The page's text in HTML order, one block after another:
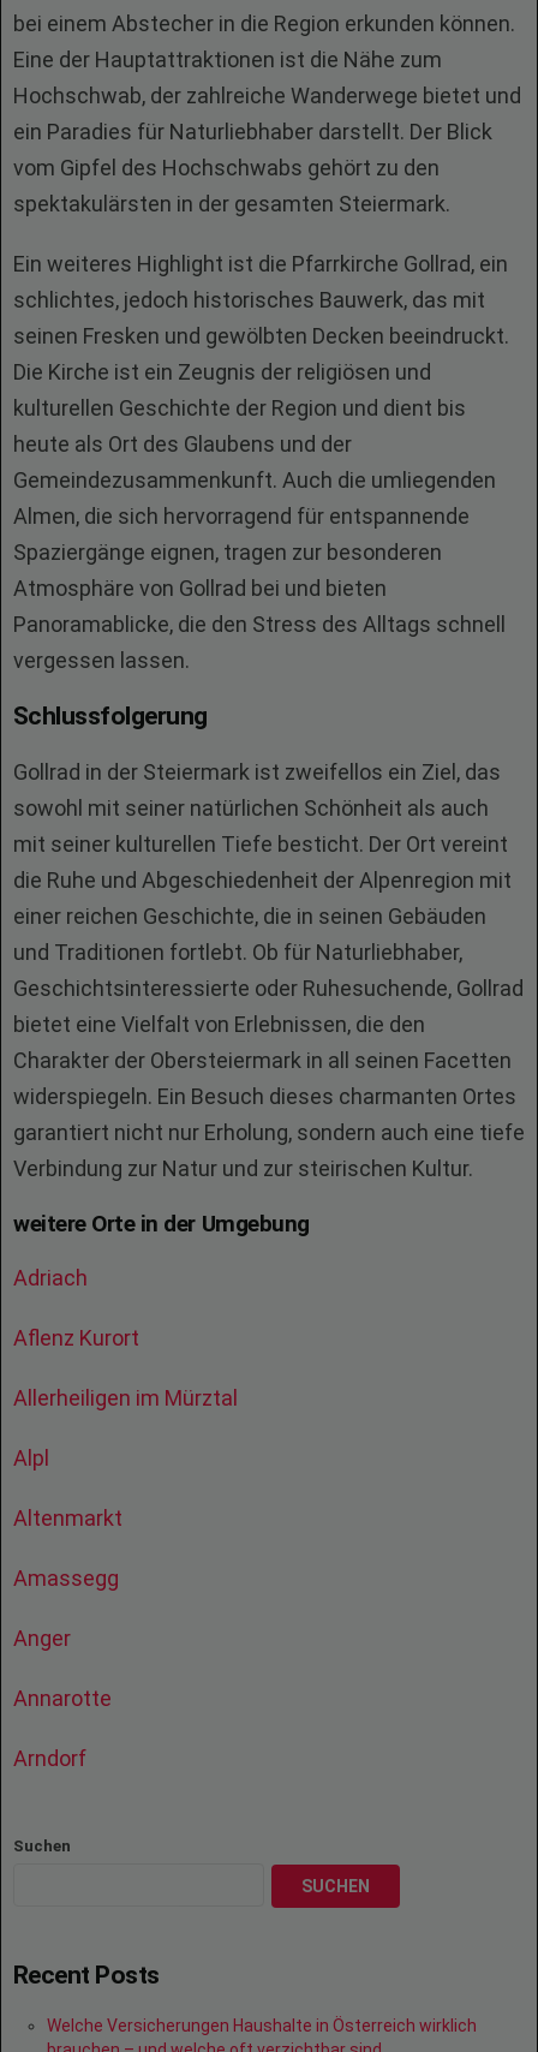
bei einem Abstecher in die Region erkunden können.
Eine der Hauptattraktionen ist die Nähe zum
Hochschwab, der zahlreiche Wanderwege bietet und
ein Paradies für Naturliebhaber darstellt. Der Blick
vom Gipfel des Hochschwabs gehört zu den
spektakulärsten in der gesamten Steiermark.
Ein weiteres Highlight ist die Pfarrkirche Gollrad, ein
schlichtes, jedoch historisches Bauwerk, das mit
seinen Fresken und gewölbten Decken beeindruckt.
Die Kirche ist ein Zeugnis der religiösen und
kulturellen Geschichte der Region und dient bis
heute als Ort des Glaubens und der
Gemeindezusammenkunft. Auch die umliegenden
Almen, die sich hervorragend für entspannende
Spaziergänge eignen, tragen zur besonderen
Atmosphäre von Gollrad bei und bieten
Panoramablicke, die den Stress des Alltags schnell
vergessen lassen.
Schlussfolgerung
Gollrad in der Steiermark ist zweifellos ein Ziel, das
sowohl mit seiner natürlichen Schönheit als auch
mit seiner kulturellen Tiefe besticht. Der Ort vereint
die Ruhe und Abgeschiedenheit der Alpenregion mit
einer reichen Geschichte, die in seinen Gebäuden
und Traditionen fortlebt. Ob für Naturliebhaber,
Geschichtsinteressierte oder Ruhesuchende, Gollrad
bietet eine Vielfalt von Erlebnissen, die den
Charakter der Obersteiermark in all seinen Facetten
widerspiegeln. Ein Besuch dieses charmanten Ortes
garantiert nicht nur Erholung, sondern auch eine tiefe
Verbindung zur Natur und zur steirischen Kultur.
weitere Orte in der Umgebung
Adriach
Aflenz Kurort
Allerheiligen im Mürztal
Alpl
Altenmarkt
Amassegg
Anger
Annarotte
Arndorf
Suchen
SUCHEN
Recent Posts
Welche Versicherungen Haushalte in Österreich wirklich